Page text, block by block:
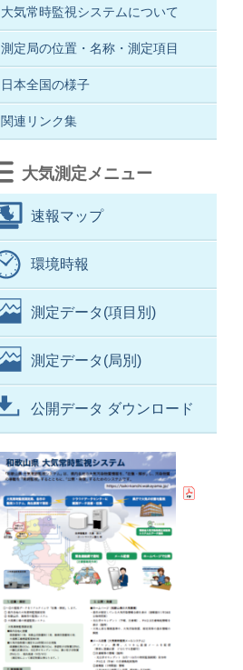
大気常時監視システムについて
測定局の位置・名称・測定項目
日本全国の様子
関連リンク集
大気測定メニュー
速報マップ
環境時報
測定データ(項目別)
測定データ(局別)
公開データ ダウンロード